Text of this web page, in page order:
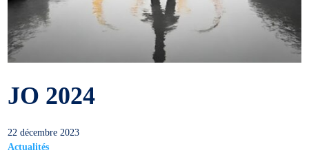
JO 2024
22 décembre 2023
Actualités